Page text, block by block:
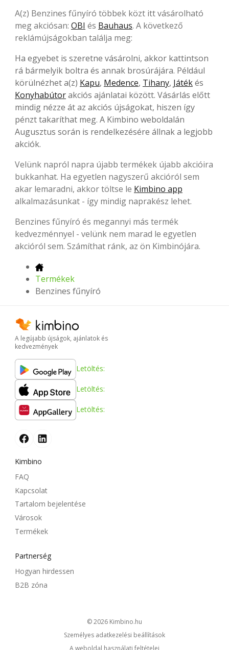
A(z) Benzines fűnyíró többek közt itt vásárolható
meg akciósan: OBI és Bauhaus. A következő
reklámújságokban találja meg:
Ha egyebet is szeretne vásárolni, akkor kattintson
rá bármelyik boltra és annak brosúrájára. Például
körülnézhet a(z) Kapu, Medence, Tihany, Játékés
Konyhabútorakciós ajánlatai között. Vásárlás előtt
mindig nézze át az akciós újságokat, hiszen így
pénzt takaríthat meg. A Kimbino weboldalán
Augusztus során is rendelkezésére állnak a legjobb
akciók.
Velünk napról napra újabb termékek újabb akcióira
bukkanhat. Ha egyetlen nagyszerű akcióról sem
akar lemaradni, akkor töltse le Kimbino app
alkalmazásunkat - így mindig naprakész lehet.
Benzines fűnyíró és megannyi más termék
kedvezménnyel - velünk nem marad le egyetlen
akcióról sem. Számíthat ránk, az ön Kimbinójára.
Termékek
Benzines fűnyíró
A legújabb újságok, ajánlatok és
kedvezmények
Letöltés:
Letöltés:
Letöltés:
Kimbino
FAQ
Kapcsolat
Tartalom bejelentése
Városok
Termékek
Partnerség
Hogyan hirdessen
B2B zóna
© 2026
kimbino.hu
Személyes adatkezelési beállítások